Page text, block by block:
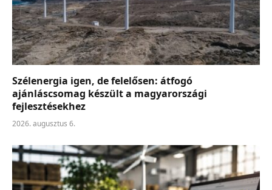
Szélenergia igen, de felelősen: átfogó
ajánláscsomag készült a magyarországi
fejlesztésekhez
2026. augusztus 6.